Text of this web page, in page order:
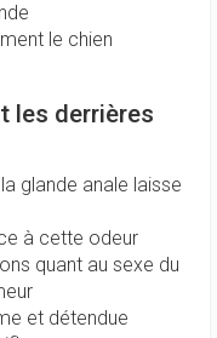
le chien
les derrières
glande anale laisse
à cette odeur
quant au sexe du
et détendue